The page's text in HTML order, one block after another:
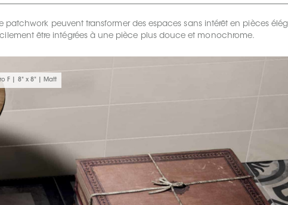
peuvent transformer des espaces sans intérêt en pièces
être intégrées à une pièce plus douce et monochrome.
F | 8" x 8" | Matt